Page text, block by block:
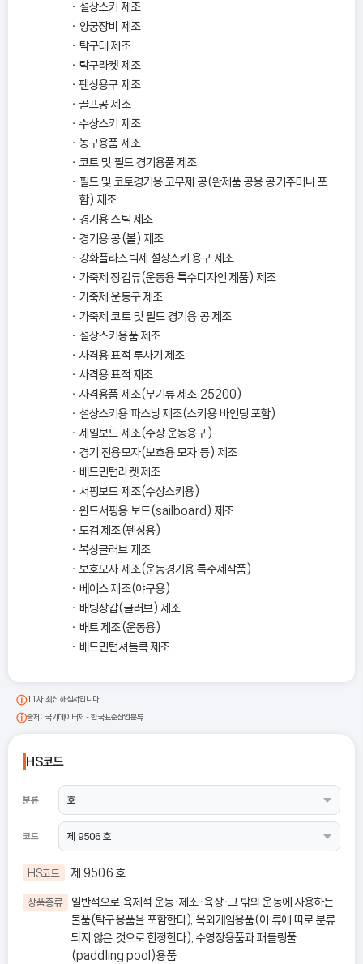
설상스키 제조
양궁장비 제조
탁구대 제조
탁구라켓 제조
펜싱용구 제조
골프공 제조
수상스키 제조
농구용품 제조
코트 및 필드 경기용품 제조
필드 및 코토경기용 고무제 공(완제품 공용 공기주머니 포
함) 제조
경기용 스틱 제조
경기용 공(볼) 제조
강화플라스틱제 설상스키 용구 제조
가죽제 장갑류(운동용 특수디자인 제품) 제조
가죽제 운동구 제조
가죽제 코트 및 필드 경기용 공 제조
설상스키용품 제조
사격용 표적 투사기 제조
사격용 표적 제조
사격용품 제조(무기류 제조 25200)
설상스키용 파스닝 제조(스키용 바인딩 포함)
세일보드 제조(수상 운동용구)
경기 전용모자(보호용 모자 등) 제조
배드민턴라켓 제조
서핑보드 제조(수상스키용)
윈드서핑용 보드(sailboard) 제조
도검 제조(펜싱용)
복싱글러브 제조
보호모자 제조(운동경기용 특수제작품)
베이스 제조(야구용)
배팅장갑(글러브) 제조
배트 제조(운동용)
배드민턴셔틀콕 제조
11차 최신 해설서입니다.
출처: 국가데이터처 - 한국표준산업분류
HS코드
분류
코드
HS코드 제 9506 호
상품종류 일반적으로 육체적 운동ㆍ체조ㆍ육상ㆍ그 밖의 운동에 사용하는
물품(탁구용품을 포함한다), 옥외게임용품(이 류에 따로 분류
되지 않은 것으로 한정한다), 수영장용품과 패들링풀
(paddling pool)용품